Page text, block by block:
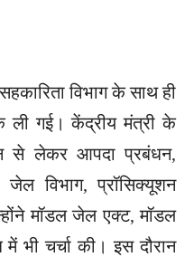
विभाग के साथ ही
ली गई। केंद्रीय मंत्री के
से लेकर आपदा प्रबंधन,
विभाग, प्रॉसिक्यूशन
मॉडल जेल एक्ट, मॉडल
भी चर्चा की। इस दौरान